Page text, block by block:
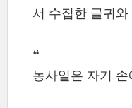
서 수집한 글귀
❝
농사일은 자기 손